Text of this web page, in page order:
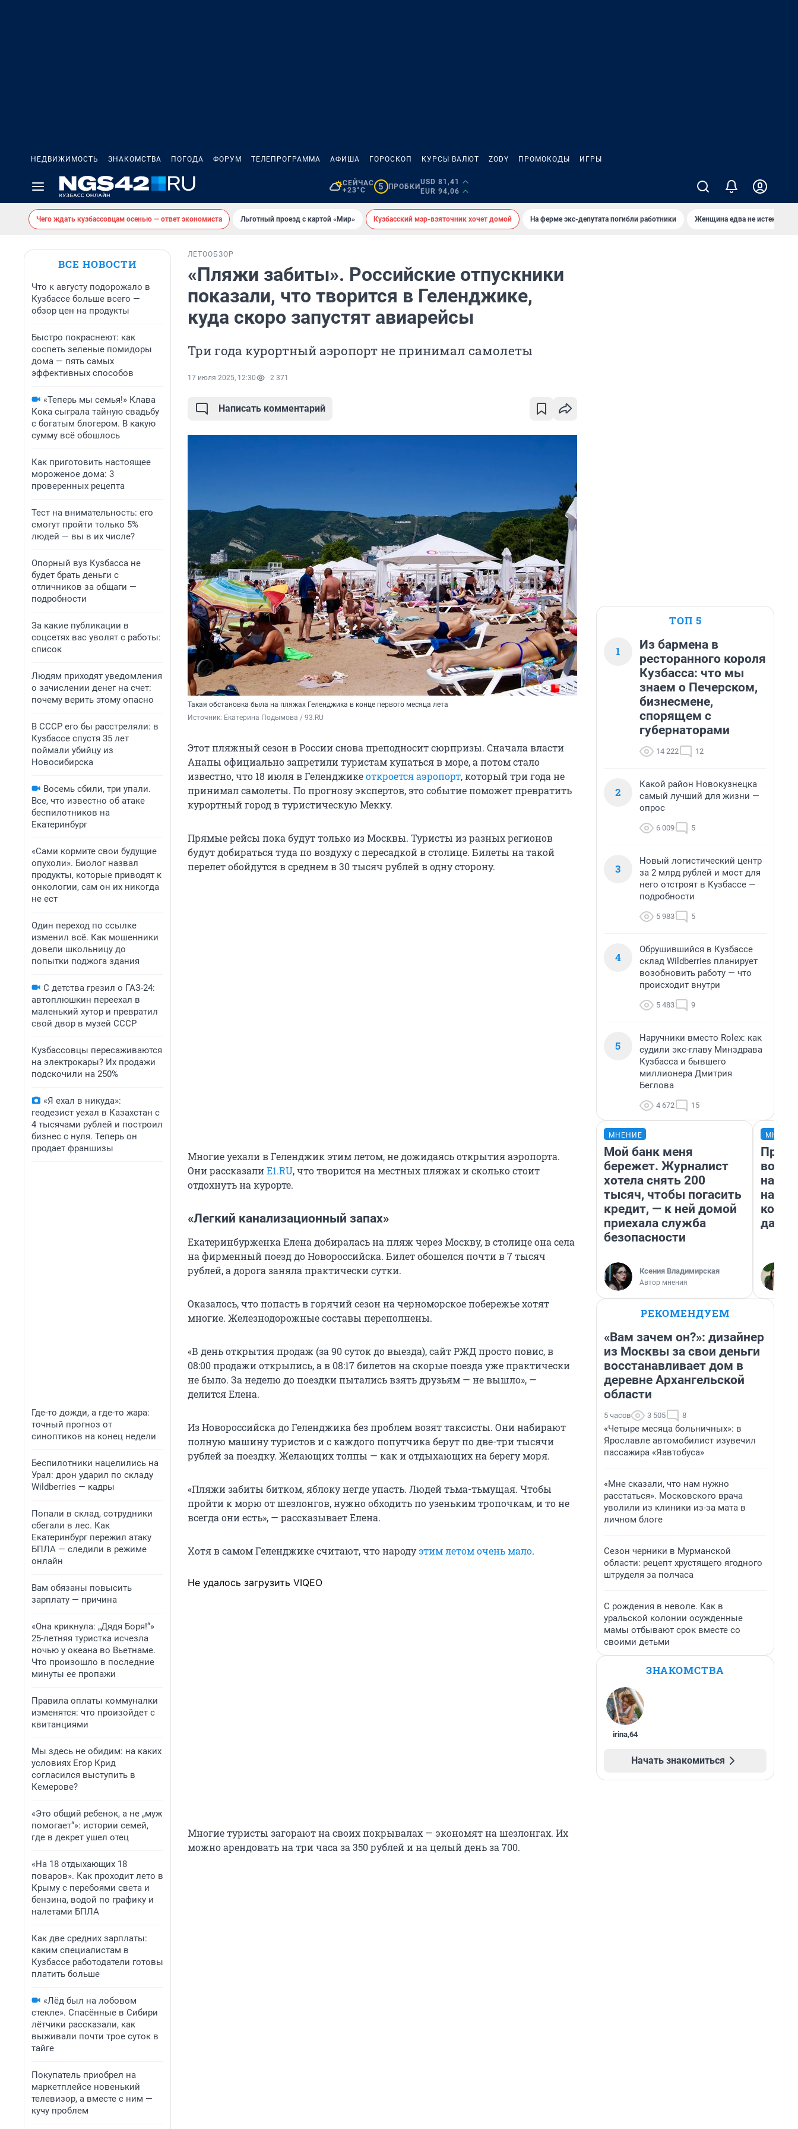
НЕДВИЖИМОСТЬ ЗНАКОМСТВА ПОГОДА ФОРУМ ТЕЛЕПРОГРАММА АФИША ГОРОСКОП КУРСЫ ВАЛЮТ ZODY ПРОМОКОДЫ ИГРЫ
СЕЙЧАС
+23°C
5 ПРОБКИ
USD 81,41
EUR 94,06
Чего ждать кузбассовцам осенью — ответ экономиста Льготный проезд с картой «Мир» Кузбасский мэр-взяточник хочет домой На ферме экс-депутата погибли работники Женщина едва не истекла
ВСЕ НОВОСТИ
Что к августу подорожало в
Кузбассе больше всего —
обзор цен на продукты
Быстро покраснеют: как
соспеть зеленые помидоры
дома — пять самых
эффективных способов
«Теперь мы семья!» Клава
Кока сыграла тайную свадьбу
с богатым блогером. В какую
сумму всё обошлось
Как приготовить настоящее
мороженое дома: 3
проверенных рецепта
Тест на внимательность: его
смогут пройти только 5%
людей — вы в их числе?
Опорный вуз Кузбасса не
будет брать деньги с
отличников за общаги —
подробности
За какие публикации в
соцсетях вас уволят с работы:
список
Людям приходят уведомления
о зачислении денег на счет:
почему верить этому опасно
В СССР его бы расстреляли: в
Кузбассе спустя 35 лет
поймали убийцу из
Новосибирска
Восемь сбили, три упали.
Все, что известно об атаке
беспилотников на
Екатеринбург
«Сами кормите свои будущие
опухоли». Биолог назвал
продукты, которые приводят к
онкологии, сам он их никогда
не ест
Один переход по ссылке
изменил всё. Как мошенники
довели школьницу до
попытки поджога здания
С детства грезил о ГАЗ-24:
автоплюшкин переехал в
маленький хутор и превратил
свой двор в музей СССР
Кузбассовцы пересаживаются
на электрокары? Их продажи
подскочили на 250%
«Я ехал в никуда»:
геодезист уехал в Казахстан с
4 тысячами рублей и построил
бизнес с нуля. Теперь он
продает франшизы
Где-то дожди, а где-то жара:
точный прогноз от
синоптиков на конец недели
Беспилотники нацелились на
Урал: дрон ударил по складу
Wildberries — кадры
Попали в склад, сотрудники
сбегали в лес. Как
Екатеринбург пережил атаку
БПЛА — следили в режиме
онлайн
Вам обязаны повысить
зарплату — причина
«Она крикнула: „Дядя Боря!“»
25-летняя туристка исчезла
ночью у океана во Вьетнаме.
Что произошло в последние
минуты ее пропажи
Правила оплаты коммуналки
изменятся: что произойдет с
квитанциями
Мы здесь не обидим: на каких
условиях Егор Крид
согласился выступить в
Кемерове?
«Это общий ребенок, а не „муж
помогает“»: истории семей,
где в декрет ушел отец
«На 18 отдыхающих 18
поваров». Как проходит лето в
Крыму с перебоями света и
бензина, водой по графику и
налетами БПЛА
Как две средних зарплаты:
каким специалистам в
Кузбассе работодатели готовы
платить больше
«Лёд был на лобовом
стекле». Спасённые в Сибири
лётчики рассказали, как
выживали почти трое суток в
тайге
Покупатель приобрел на
маркетплейсе новенький
телевизор, а вместе с ним —
кучу проблем
ЛЕТООБЗОР
«Пляжи забиты». Российские отпускники
показали, что творится в Геленджике,
куда скоро запустят авиарейсы
Три года курортный аэропорт не принимал самолеты
17 июля 2025, 12:30 2 371
Написать комментарий
Такая обстановка была на пляжах Геленджика в конце первого месяца лета
Источник: Екатерина Подымова / 93.RU
Этот пляжный сезон в России снова преподносит сюрпризы. Сначала власти
Анапы официально запретили туристам купаться в море, а потом стало
известно, что 18 июля в Геленджикеоткроется аэропорт, который три года не
принимал самолеты. По прогнозу экспертов, это событие поможет превратить
курортный город в туристическую Мекку.
Прямые рейсы пока будут только из Москвы. Туристы из разных регионов
будут добираться туда по воздуху с пересадкой в столице. Билеты на такой
перелет обойдутся в среднем в 30 тысяч рублей в одну сторону.
Многие уехали в Геленджик этим летом, не дожидаясь открытия аэропорта.
Они рассказалиE1.RU, что творится на местных пляжах и сколько стоит
отдохнуть на курорте.
«Легкий канализационный запах»
Екатеринбурженка Елена добиралась на пляж через Москву, в столице она села
на фирменный поезд до Новороссийска. Билет обошелся почти в 7 тысяч
рублей, а дорога заняла практически сутки.
Оказалось, что попасть в горячий сезон на черноморское побережье хотят
многие. Железнодорожные составы переполнены.
«В день открытия продаж (за 90 суток до выезда), сайт РЖД просто повис, в
08:00 продажи открылись, а в 08:17 билетов на скорые поезда уже практически
не было. За неделю до поездки пытались взять друзьям — не вышло», —
делится Елена.
Из Новороссийска до Геленджика без проблем возят таксисты. Они набирают
полную машину туристов и с каждого попутчика берут по две-три тысячи
рублей за поездку. Желающих толпы — как и отдыхающих на берегу моря.
«Пляжи забиты битком, яблоку негде упасть. Людей тьма-тьмущая. Чтобы
пройти к морю от шезлонгов, нужно обходить по узеньким тропочкам, и то не
всегда они есть», — рассказывает Елена.
Хотя в самом Геленджике считают, что народуэтим летом очень мало.
Не удалось загрузить VIQEO
Многие туристы загорают на своих покрывалах — экономят на шезлонгах. Их
можно арендовать на три часа за 350 рублей и на целый день за 700.
ТОП 5
1
Из бармена в
ресторанного короля
Кузбасса: что мы
знаем о Печерском,
бизнесмене,
спорящем с
губернаторами
14 222 12
2
Какой район Новокузнецка
самый лучший для жизни —
опрос
6 009 5
3
Новый логистический центр
за 2 млрд рублей и мост для
него отстроят в Кузбассе —
подробности
5 983 5
4
Обрушившийся в Кузбассе
склад Wildberries планирует
возобновить работу — что
происходит внутри
5 483 9
5
Наручники вместо Rolex: как
судили экс-главу Минздрава
Кузбасса и бывшего
миллионера Дмитрия
Беглова
4 672 15
МНЕНИЕ
Мой банк меня
бережет. Журналист
хотела снять 200
тысяч, чтобы погасить
кредит, — к ней домой
приехала служба
безопасности
Ксения Владимирская
Автор мнения
нам
даже
РЕКОМЕНДУЕМ
«Вам зачем он?»: дизайнер
из Москвы за свои деньги
восстанавливает дом в
деревне Архангельской
области
5 часов 3 505 8
«Четыре месяца больничных»: в
Ярославле автомобилист изувечил
пассажира «Яавтобуса»
«Мне сказали, что нам нужно
расстаться». Московского врача
уволили из клиники из-за мата в
личном блоге
Сезон черники в Мурманской
области: рецепт хрустящего ягодного
штруделя за полчаса
С рождения в неволе. Как в
уральской колонии осужденные
мамы отбывают срок вместе со
своими детьми
ЗНАКОМСТВА
irina,64
Начать знакомиться